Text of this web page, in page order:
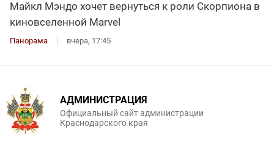
Майкл Мэндо хочет вернуться к роли Скорпиона в
киновселенной Marvel
Панорама вчера, 17:45
АДМИНИСТРАЦИЯ
Официальный сайт администрации
Краснодарского края